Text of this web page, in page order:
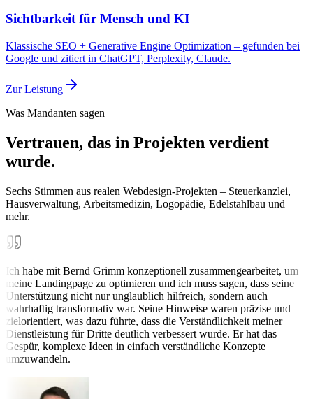
Sichtbarkeit für Mensch und KI
Klassische SEO + Generative Engine Optimization – gefunden bei
Google und zitiert in ChatGPT, Perplexity, Claude.
Zur Leistung
Was Mandanten sagen
Vertrauen, das in Projekten verdient
wurde.
Sechs Stimmen aus realen Webdesign-Projekten – Steuerkanzlei,
Hausverwaltung, Arbeitsmedizin, Logopädie, Edelstahlbau und
mehr.
Ich habe mit Bernd Grimm konzeptionell zusammengearbeitet, um
meine Landingpage zu optimieren und ich muss sagen, dass seine
Unterstützung nicht nur unglaublich hilfreich, sondern auch
wahrhaftig transformativ war. Seine Hinweise waren präzise und
zielorientiert, was dazu führte, dass die Verständlichkeit meiner
Dienstleistung für Dritte deutlich verbessert wurde. Er hat das
Gespür, komplexe Ideen in einfach verständliche Konzepte
umzuwandeln.